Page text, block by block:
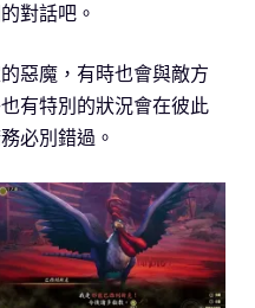
對話吧。
惡魔，有時也會與敵方
有特別的狀況會在彼此
必別錯過。